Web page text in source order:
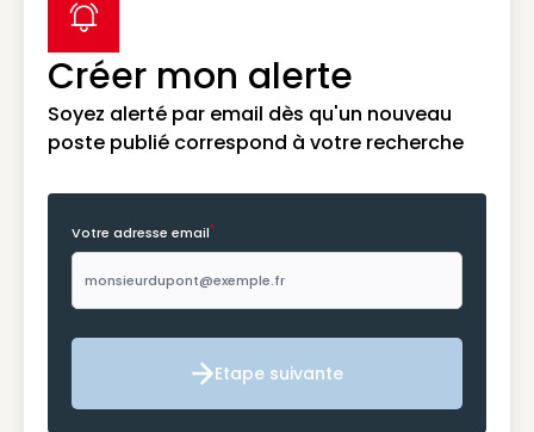
Créer mon alerte
Soyez alerté par email dès qu'un nouveau
poste publié correspond à votre recherche
label icon
Votre adresse email*
Etape suivante
Etape suivante